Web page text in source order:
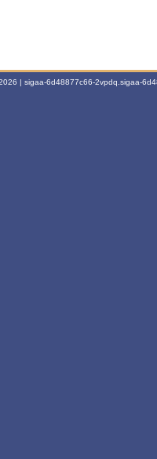
| sigaa-6d48877c66-2vpdq.sigaa-